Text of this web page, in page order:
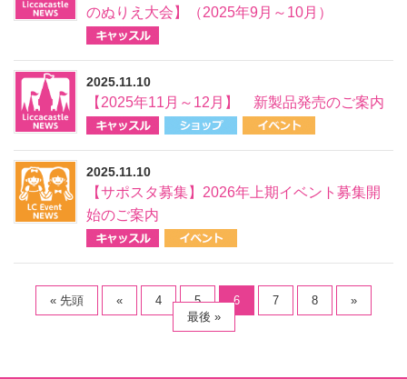
のぬりえ大会】（2025年9月～10月）
2025.11.10
【2025年11月～12月】 新製品発売のご案内
2025.11.10
【サポスタ募集】2026年上期イベント募集開
始のご案内
« 先頭 « 4 5 6 7 8
»
最後 »